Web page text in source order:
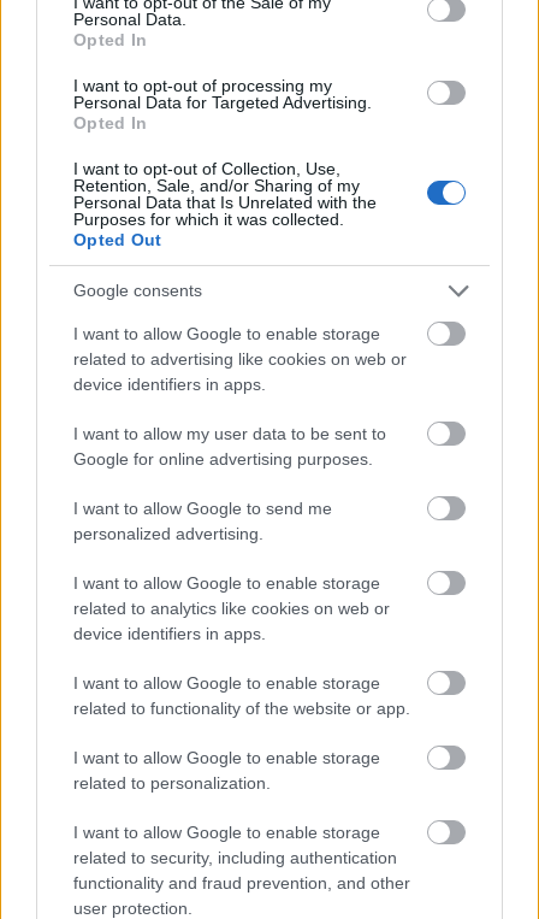
Personal Data.
Opted In
I want to opt-out of processing my
Personal Data for Targeted Advertising.
Opted In
I want to opt-out of Collection, Use,
Retention, Sale, and/or Sharing of my
Personal Data that Is Unrelated with the
Purposes for which it was collected.
Opted Out
Google consents
I want to allow Google to enable storage
related to advertising like cookies on web or
device identifiers in apps.
I want to allow my user data to be sent to
Google for online advertising purposes.
I want to allow Google to send me
personalized advertising.
I want to allow Google to enable storage
related to analytics like cookies on web or
device identifiers in apps.
I want to allow Google to enable storage
related to functionality of the website or app.
I want to allow Google to enable storage
related to personalization.
I want to allow Google to enable storage
related to security, including authentication
functionality and fraud prevention, and other
user protection.
Kecskeméten is szakirányú továbbképzésekkel erősít a Gál
Ferenc Egyetem
mutató szakmai felkészültség átadása, a folyamatos szakmai
fejlődés támogatása.
Országos hírek
A LAKOSSÁGRA IS FONTOS SZEREP HÁRUL A
SZÚNYOGINVÁZIÓ ELKERÜLÉSÉBEN
TÚLFOGYASZTÁS NAPJA - JÚLIUS 30-RA
FELHASZNÁLTA AZ EMBERISÉG A FÖLD EGÉSZ
HIRDETÉS
HIRDETÉS
LEGOLVASOTTABB
Indul a diákok pénzügyi ismereteit
erősítő Pénz7 programsorozat